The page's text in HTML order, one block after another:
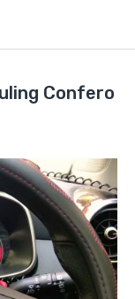
Confero